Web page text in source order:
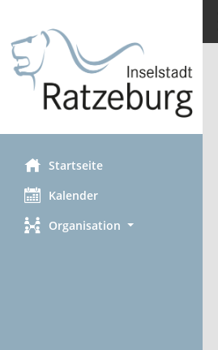
Startseite
Kalender
Organisation